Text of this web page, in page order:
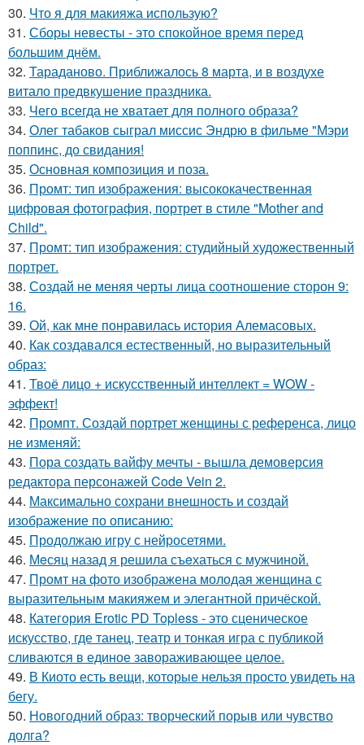
30. Что я для макияжа использую?
31. Сборы невесты - это спокойное время перед
большим днём.
32. Тараданово. Приближалось 8 марта, и в воздухе
витало предвкушение праздника.
33. Чего всегда не хватает для полного образа?
34. Олег табаков сыграл миссис Эндрю в фильме "Мэри
поппинс, до свидания!
35. Основная композиция и поза.
36. Промт: тип изображения: высококачественная
цифровая фотография, портрет в стиле "Mother and
Child".
37. Промт: тип изображения: студийный художественный
портрет.
38. Создай не меняя черты лица соотношение сторон 9:
16.
39. Ой, как мне понравилась история Алемасовых.
40. Как создавался естественный, но выразительный
образ:
41. Твоё лицо + искусственный интеллект = WOW -
эффект!
42. Промпт. Создай портрет женщины с референса, лицо
не изменяй:
43. Пора создать вайфу мечты - вышла демоверсия
редактора персонажей Code Vein 2.
44. Максимально сохрани внешность и создай
изображение по описанию:
45. Продолжаю игру с нейросетями.
46. Мeсяц назад я решила съeхаться с мужчиной.
47. Промт на фото изображена молодая женщина с
выразительным макияжем и элегантной причёской.
48. Категория Erotic PD Topless - это сценическое
искусство, где танец, театр и тонкая игра с публикой
сливаются в единое завораживающее целое.
49. В Киото есть вещи, которые нельзя просто увидеть на
бегу.
50. Новогодний образ: творческий порыв или чувство
долга?